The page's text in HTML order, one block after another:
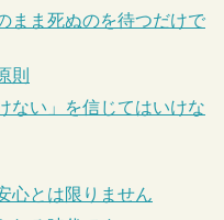
まま死ぬのを待つだけで
則
ない」を信じてはいけな
心とは限りません